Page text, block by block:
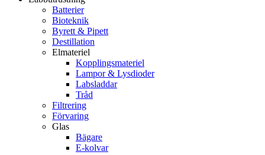
Batterier
Bioteknik
Byrett & Pipett
Destillation
Elmateriel
Kopplingsmateriel
Lampor & Lysdioder
Labsladdar
Tråd
Filtrering
Förvaring
Glas
Bägare
E-kolvar